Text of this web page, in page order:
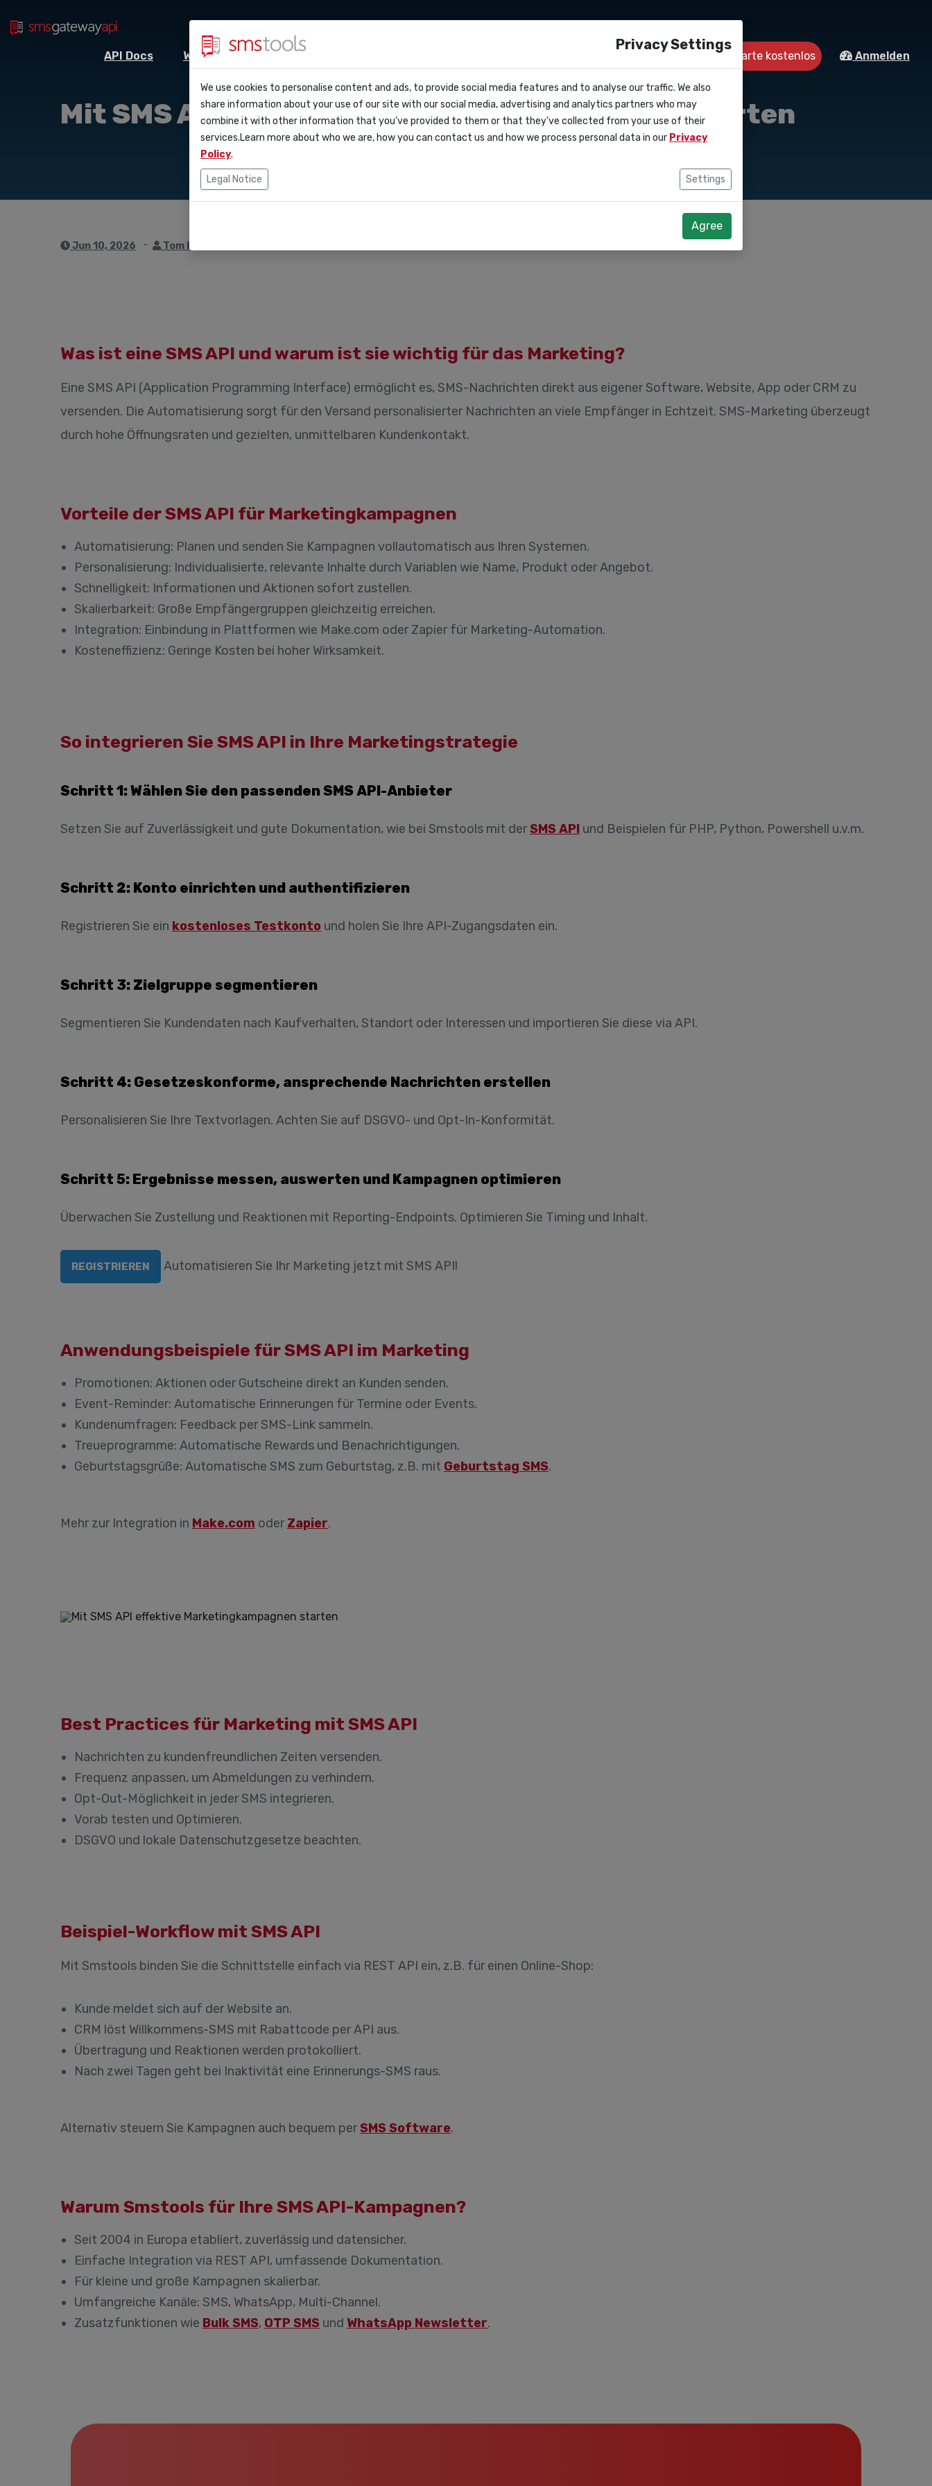
API Docs Webhooks Kontakt Starte kostenlos Anmelden
API Docs
Zapier
Blog
Service level agreement
(sla)
Angebot anfordern
Mit SMS API effektive Marketingkampagnen starten
Jun 10, 2026 Tom Hendrix
Was ist eine SMS API und warum ist sie wichtig für das Marketing?
Eine SMS API (Application Programming Interface) ermöglicht es, SMS-Nachrichten direkt aus eigener Software, Website, App oder CRM zu
versenden. Die Automatisierung sorgt für den Versand personalisierter Nachrichten an viele Empfänger in Echtzeit. SMS-Marketing überzeugt
durch hohe Öffnungsraten und gezielten, unmittelbaren Kundenkontakt.
Vorteile der SMS API für Marketingkampagnen
Automatisierung: Planen und senden Sie Kampagnen vollautomatisch aus Ihren Systemen.
Personalisierung: Individualisierte, relevante Inhalte durch Variablen wie Name, Produkt oder Angebot.
Schnelligkeit: Informationen und Aktionen sofort zustellen.
Skalierbarkeit: Große Empfängergruppen gleichzeitig erreichen.
Integration: Einbindung in Plattformen wie Make.com oder Zapier für Marketing-Automation.
Kosteneffizienz: Geringe Kosten bei hoher Wirksamkeit.
So integrieren Sie SMS API in Ihre Marketingstrategie
Schritt 1: Wählen Sie den passenden SMS API-Anbieter
Setzen Sie auf Zuverlässigkeit und gute Dokumentation, wie bei Smstools mit derSMS API und Beispielen für PHP, Python, Powershell u.v.m.
Schritt 2: Konto einrichten und authentifizieren
Registrieren Sie ein kostenloses Testkonto und holen Sie Ihre API-Zugangsdaten ein.
Schritt 3: Zielgruppe segmentieren
Segmentieren Sie Kundendaten nach Kaufverhalten, Standort oder Interessen und importieren Sie diese via API.
Schritt 4: Gesetzeskonforme, ansprechende Nachrichten erstellen
Personalisieren Sie Ihre Textvorlagen. Achten Sie auf DSGVO- und Opt-In-Konformität.
Schritt 5: Ergebnisse messen, auswerten und Kampagnen optimieren
Überwachen Sie Zustellung und Reaktionen mit Reporting-Endpoints. Optimieren Sie Timing und Inhalt.
REGISTRIEREN Automatisieren Sie Ihr Marketing jetzt mit SMS API!
Anwendungsbeispiele für SMS API im Marketing
Promotionen: Aktionen oder Gutscheine direkt an Kunden senden.
Event-Reminder: Automatische Erinnerungen für Termine oder Events.
Kundenumfragen: Feedback per SMS-Link sammeln.
Treueprogramme: Automatische Rewards und Benachrichtigungen.
Geburtstagsgrüße: Automatische SMS zum Geburtstag, z.B. mit Geburtstag SMS.
Mehr zur Integration in Make.com oder Zapier.
Best Practices für Marketing mit SMS API
Nachrichten zu kundenfreundlichen Zeiten versenden.
Frequenz anpassen, um Abmeldungen zu verhindern.
Opt-Out-Möglichkeit in jeder SMS integrieren.
Vorab testen und Optimieren.
DSGVO und lokale Datenschutzgesetze beachten.
Beispiel-Workflow mit SMS API
Mit Smstools binden Sie die Schnittstelle einfach via REST API ein, z.B. für einen Online-Shop:
Kunde meldet sich auf der Website an.
CRM löst Willkommens-SMS mit Rabattcode per API aus.
Übertragung und Reaktionen werden protokolliert.
Nach zwei Tagen geht bei Inaktivität eine Erinnerungs-SMS raus.
Alternativ steuern Sie Kampagnen auch bequem perSMS Software.
Warum Smstools für Ihre SMS API-Kampagnen?
Seit 2004 in Europa etabliert, zuverlässig und datensicher.
Einfache Integration via REST API, umfassende Dokumentation.
Für kleine und große Kampagnen skalierbar.
Umfangreiche Kanäle: SMS, WhatsApp, Multi-Channel.
Zusatzfunktionen wie Bulk SMS, OTP SMS und WhatsApp Newsletter.
Privacy Settings
We use cookies to personalise content and ads, to provide social media features and to analyse our traffic. We also
share information about your use of our site with our social media, advertising and analytics partners who may
combine it with other information that you’ve provided to them or that they’ve collected from your use of their
services.Learn more about who we are, how you can contact us and how we process personal data in our Privacy
Policy.
Legal Notice Settings
Agree